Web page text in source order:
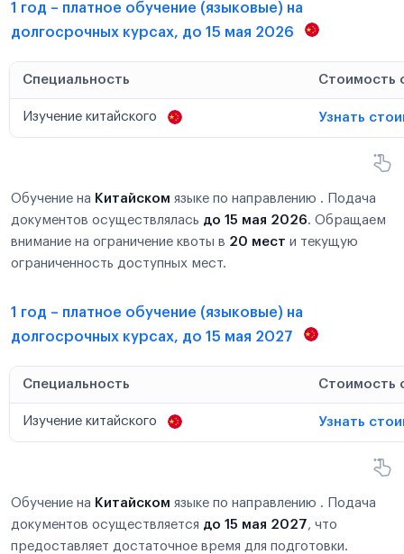
1 год – платное обучение (языковые) на
долгосрочных курсах, до 15 мая 2026
Специальность Стоимость
Изучение китайского Узнать
Обучение на Китайском языке по направлению . Подача
документов осуществлялась до 15 мая 2026. Обращаем
внимание на ограничение квоты в 20 мест и текущую
ограниченность доступных мест.
1 год – платное обучение (языковые) на
долгосрочных курсах, до 15 мая 2027
Специальность Стоимость
Изучение китайского Узнать
Обучение на Китайском языке по направлению . Подача
документов осуществляется до 15 мая 2027, что
предоставляет достаточное время для подготовки.